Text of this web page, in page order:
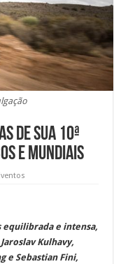
de sua 10ª
e mundiais
equilibrada e intensa,
Kulhavy,
e Sebastian Fini,